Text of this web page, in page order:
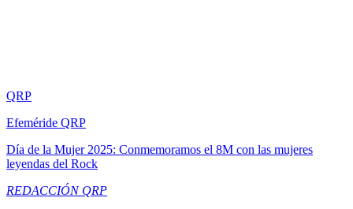
QRP
Efeméride QRP
Día de la Mujer 2025: Conmemoramos el 8M con las mujeres
leyendas del Rock
REDACCIÓN QRP